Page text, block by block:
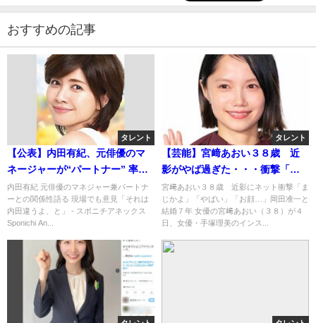
おすすめの記事
タレント
【公表】内田有紀、元俳優のマ
ネージャーが“パートナー” 率直
な思いを告白「もう家族です
ね」
内田有紀 元俳優のマネジャー兼パートナ
ーとの関係性語る 現場でも意見「それは
内田違うよ、と」 - スポニチアネックス
Sponichi An...
タレント
【芸能】宮﨑あおい３８歳 近
影がやば過ぎた・・・衝撃「ま
じかよ」「やばい」「お顔…」
宮﨑あおい３８歳 近影にネット衝撃「ま
じかよ」「やばい」「お顔…」岡田准一と
結婚７年 女優の宮﨑あおい（３８）が４
日、女優・手塚理美のインス...